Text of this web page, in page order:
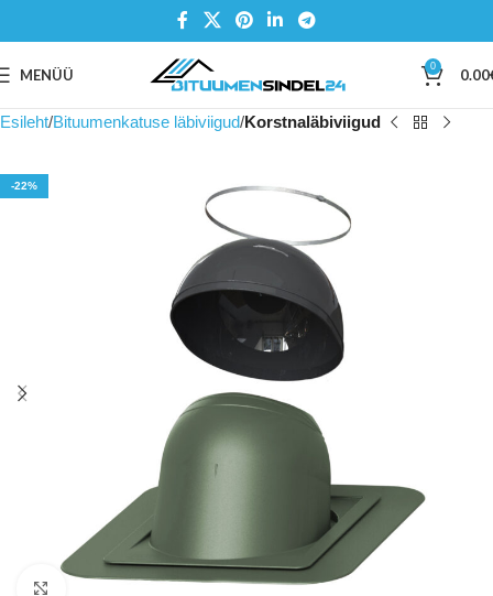
MENÜÜ 0 0.00
Esileht Bituumenkatuse läbiviigud Korstnaläbiviigud
-22%